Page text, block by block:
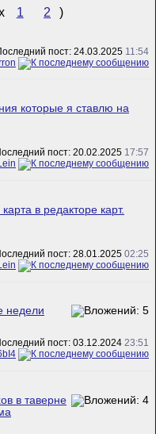
1 2 )
пост: 24.03.2025 11:54
которые я ставлю на
пост: 20.02.2025 17:57
в редакторе карт.
пост: 28.01.2025 02:25
недели
пост: 03.12.2024 23:51
в таверне